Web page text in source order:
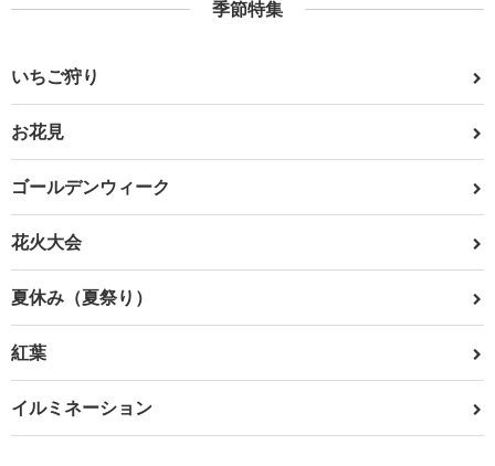
季節特集
いちご狩り
お花見
ゴールデンウィーク
花火大会
夏休み（夏祭り）
紅葉
イルミネーション